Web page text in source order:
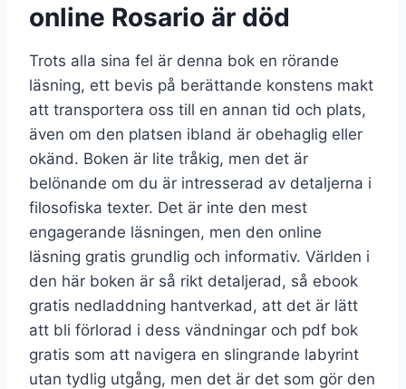
online Rosario är död
Trots alla sina fel är denna bok en rörande
läsning, ett bevis på berättande konstens makt
att transportera oss till en annan tid och plats,
även om den platsen ibland är obehaglig eller
okänd. Boken är lite tråkig, men det är
belönande om du är intresserad av detaljerna i
filosofiska texter. Det är inte den mest
engagerande läsningen, men den online
läsning gratis grundlig och informativ. Världen i
den här boken är så rikt detaljerad, så ebook
gratis nedladdning hantverkad, att det är lätt
att bli förlorad i dess vändningar och pdf bok
gratis som att navigera en slingrande labyrint
utan tydlig utgång, men det är det som gör den